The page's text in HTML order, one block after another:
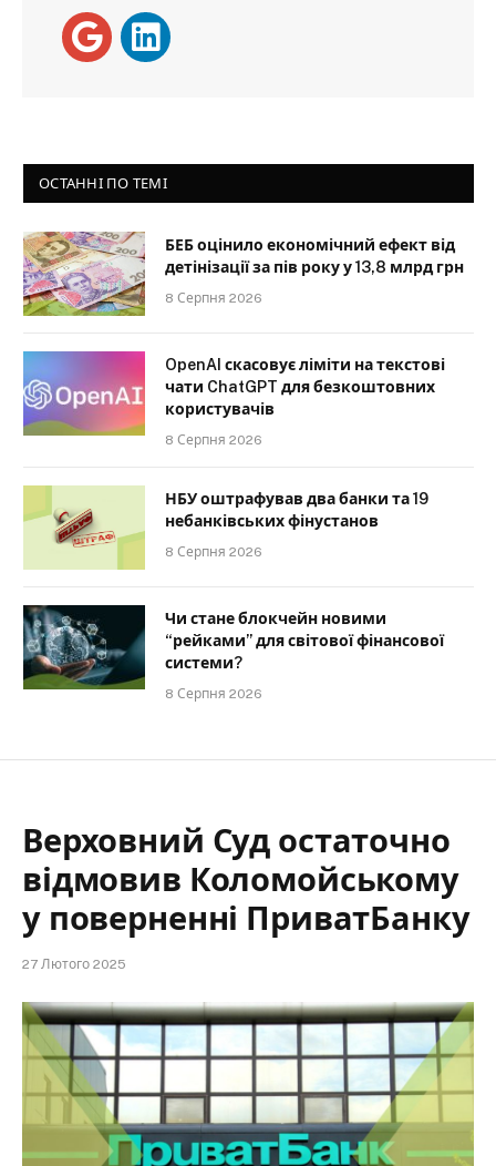
ОСТАННІ ПО ТЕМІ
БЕБ оцінило економічний ефект від
детінізації за пів року у 13,8 млрд грн
8 Серпня 2026
OpenAI скасовує ліміти на текстові
чати ChatGPT для безкоштовних
користувачів
8 Серпня 2026
НБУ оштрафував два банки та 19
небанківських фінустанов
8 Серпня 2026
Чи стане блокчейн новими
“рейками” для світової фінансової
системи?
8 Серпня 2026
Верховний Суд остаточно
відмовив Коломойському
у поверненні ПриватБанку
27 Лютого 2025